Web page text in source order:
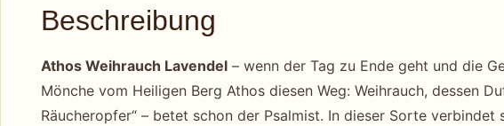
Beschreibung
Athos Weihrauch Lavendel – wenn der Tag zu Ende geht und die
Mönche vom Heiligen Berg Athos diesen Weg: Weihrauch, dessen
Räucheropfer“ – betet schon der Psalmist. In dieser Sorte